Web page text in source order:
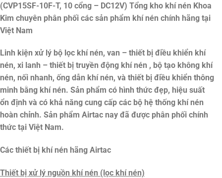
(CVP15SF-10F-T, 10 cổng – DC12V) Tổng kho khí nén Khoa
Kim chuyên phân phối các sản phẩm khí nén chính hãng tại
Việt Nam
Linh kiện xử lý bộ lọc khí nén, van – thiết bị điều khiển khí
nén, xi lanh – thiết bị truyền động khí nén , bộ tạo không khí
nén, nối nhanh, ống dẫn khí nén, và thiết bị điều khiển thông
minh bằng khí nén. Sản phẩm có hình thức đẹp, hiệu suất
ổn định và có khả năng cung cấp các bộ hệ thống khí nén
hoàn chỉnh. Sản phẩm Airtac nay đã được phân phối chính
thức tại Việt Nam.
Các thiết bị khí nén hãng Airtac
Thiết bị xử lý nguồn khí nén (lọc khí nén)